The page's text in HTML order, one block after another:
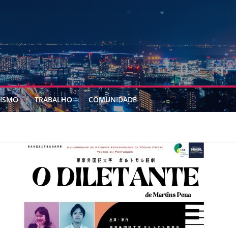
TRABALHO COMUNIDADE